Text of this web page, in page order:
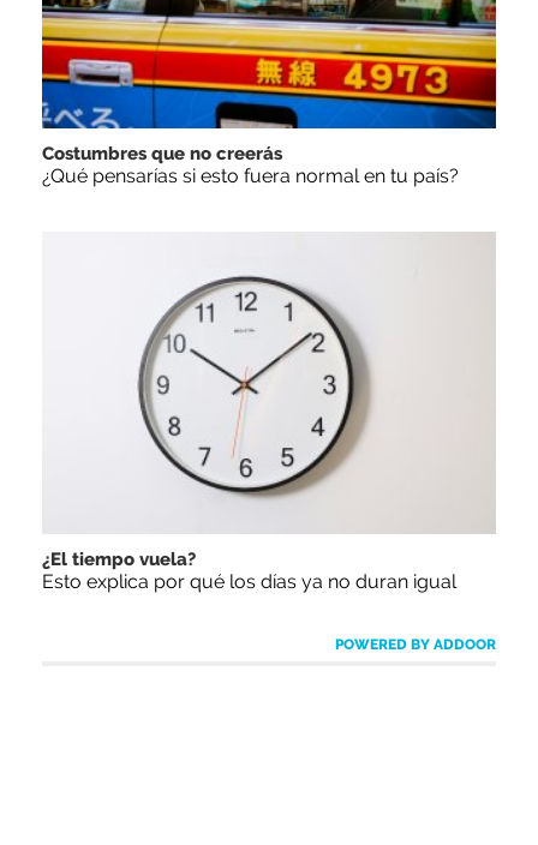
Costumbres que no creerás
¿Qué pensarías si esto fuera normal en tu país?
¿El tiempo vuela?
Esto explica por qué los días ya no duran igual
POWERED BY ADDOOR